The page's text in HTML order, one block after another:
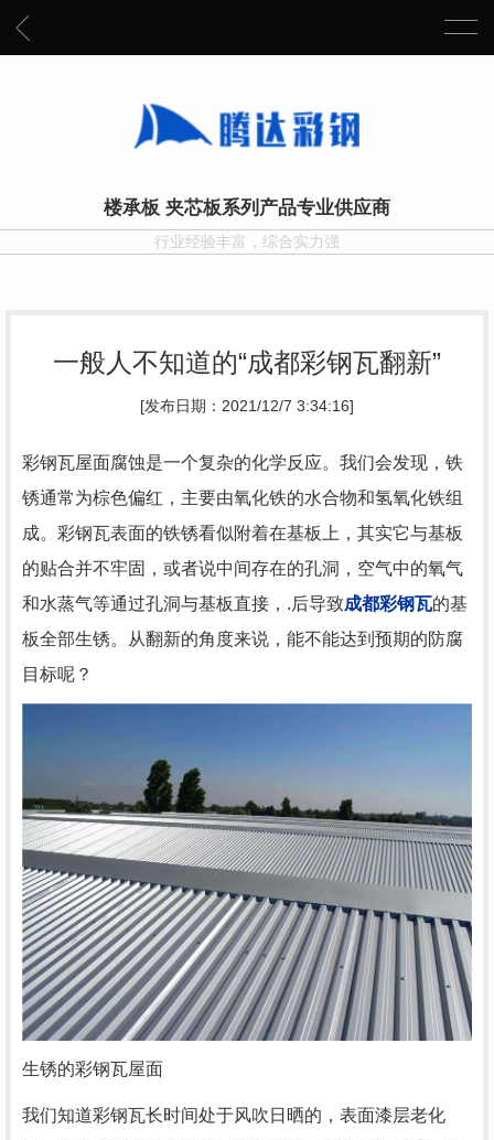
楼承板 夹芯板系列产品专业供应商
行业经验丰富，综合实力强
一般人不知道的“成都彩钢瓦翻新”
[发布日期：2021/12/7 3:34:16]
彩钢瓦屋面腐蚀是一个复杂的化学反应。我们会发现，铁
锈通常为棕色偏红，主要由氧化铁的水合物和氢氧化铁组
成。彩钢瓦表面的铁锈看似附着在基板上，其实它与基板
的贴合并不牢固，或者说中间存在的孔洞，空气中的氧气
和水蒸气等通过孔洞与基板直接，.后导致成都彩钢瓦的基
板全部生锈。从翻新的角度来说，能不能达到预期的防腐
目标呢？
生锈的彩钢瓦屋面
我们知道彩钢瓦长时间处于风吹日晒的，表面漆层老化